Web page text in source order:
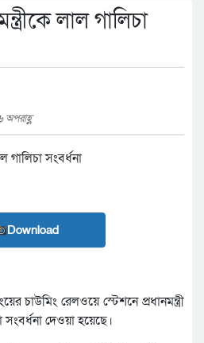
লাল গালিচা
Download
চাউমিং রেলওয়ে স্টেশনে প্রধানমন্ত্রী
দেওয়া হয়েছে।